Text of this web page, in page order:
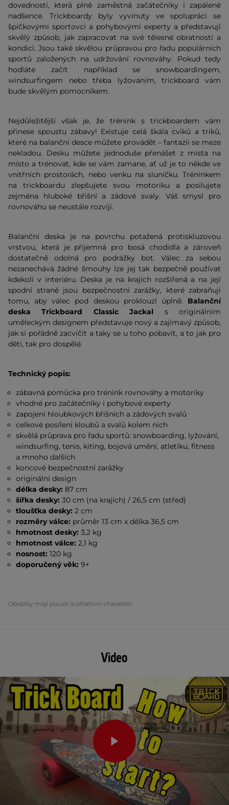
dovedností, která plně zaměstná začátečníky i zapálené
nadšence. Trickboardy byly vyvinuty ve spolupráci se
špičkovými sportovci a pohybovými experty a představují
skvělý způsob, jak zapracovat na své tělesné obratnosti a
kondici. Jsou také skvělou průpravou pro řadu populárních
sportů založených na udržování rovnováhy. Pokud tedy
hodláte začít například se snowboardingem,
windsurfingem nebo třeba lyžováním, trickboard vám
bude skvělým pomocníkem.
Nejdůležitější však je, že trénink s trickboardem vám
přinese spoustu zábavy! Existuje celá škála cviků a triků,
které na balanční desce můžete provádět – fantazii se meze
nekladou. Desku můžete jednoduše přenášet z místa na
místo a trénovat, kde se vám zamane, ať už je to někde ve
vnitřních prostorách, nebo venku na sluníčku. Tréninkem
na trickboardu zlepšujete svou motoriku a posilujete
zejména hluboké břišní a zádové svaly. Váš smysl pro
rovnováhu se neustále rozvíjí.
Balanční deska je na povrchu potažená protiskluzovou
vrstvou, která je příjemná pro bosá chodidla a zároveň
dostatečně odolná pro podrážky bot. Válec za sebou
nezanechává žádné šmouhy lze jej tak bezpečně používat
kdekoli v interiéru. Deska je na krajích rozšířená a na její
spodní straně jsou bezpečnostní zarážky, které zabraňují
tomu, aby válec pod deskou proklouzl úplně. Balanční
deska Trickboard Classic Jackal s originálním
uměleckým designem představuje nový a zajímavý způsob,
jak si pořádně zacvičit a taky se u toho pobavit, a to jak pro
děti, tak pro dospělé.
Technický popis:
zábavná pomůcka pro trénink rovnováhy a motoriky
vhodné pro začátečníky i pohybové experty
zapojení hloubkových břišních a zádových svalů
celkové posílení kloubů a svalů kolem nich
skvělá průprava pro řadu sportů: snowboarding, lyžování,
windsurfing, tenis, kiting, bojová umění, atletiku, fitness
a mnoho dalších
koncové bezpečnostní zarážky
originální design
délka desky: 87 cm
šířka desky: 30 cm (na krajích) / 26,5 cm (střed)
tloušťka desky: 2 cm
rozměry válce: průměr 13 cm x délka 36,5 cm
hmotnost desky: 3,2 kg
hmotnost válce: 2,1 kg
nosnost:120 kg
doporučený věk: 9+
Obrázky mají pouze ilustrativní charakter.
Video